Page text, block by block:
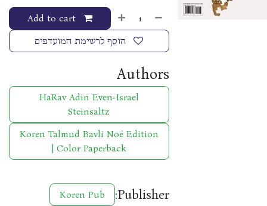
הוסף לרשימת המועדפים
Authors
HaRav Adin Even-Israel
Steinsaltz
Koren Talmud Bavli Noé Edition
| Color Paperback
Publisher:
Koren Pub